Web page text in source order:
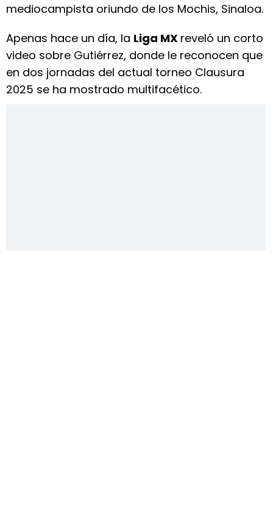
mediocampista oriundo de los Mochis, Sinaloa.
Apenas hace un día, la Liga MX reveló un corto
video sobre Gutiérrez, donde le reconocen que
en dos jornadas del actual torneo Clausura
2025 se ha mostrado multifacético.